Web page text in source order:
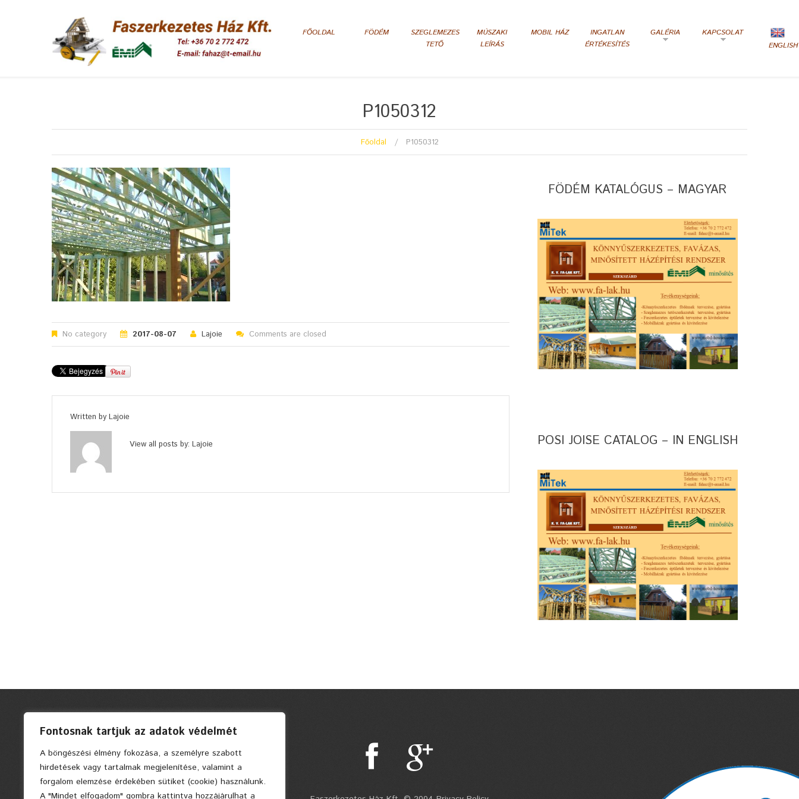
Fontosnak tartjuk az adatok védelmét
A böngészési élmény fokozása, a személyre szabott
hirdetések vagy tartalmak megjelenítése, valamint a
forgalom elemzése érdekében sütiket (cookie) használunk.
A "Mindet elfogadom" gombra kattintva hozzájárulhat a
FŐOLDAL FÖDÉM
SZEGLEMEZES
TETŐ
MÚSZAKI
LEÍRÁS
MOBIL HÁZ
INGATLAN
ÉRTÉKESÍTÉS
GALÉRIA
KAPCSOLAT
ENGLISH
P1050312
Főoldal P1050312
No category 2017-08-07 Lajoie Comments are closed
Written by Lajoie
View all posts by: Lajoie
FÖDÉM KATALÓGUS – MAGYAR
POSI JOISE CATALOG – IN ENGLISH